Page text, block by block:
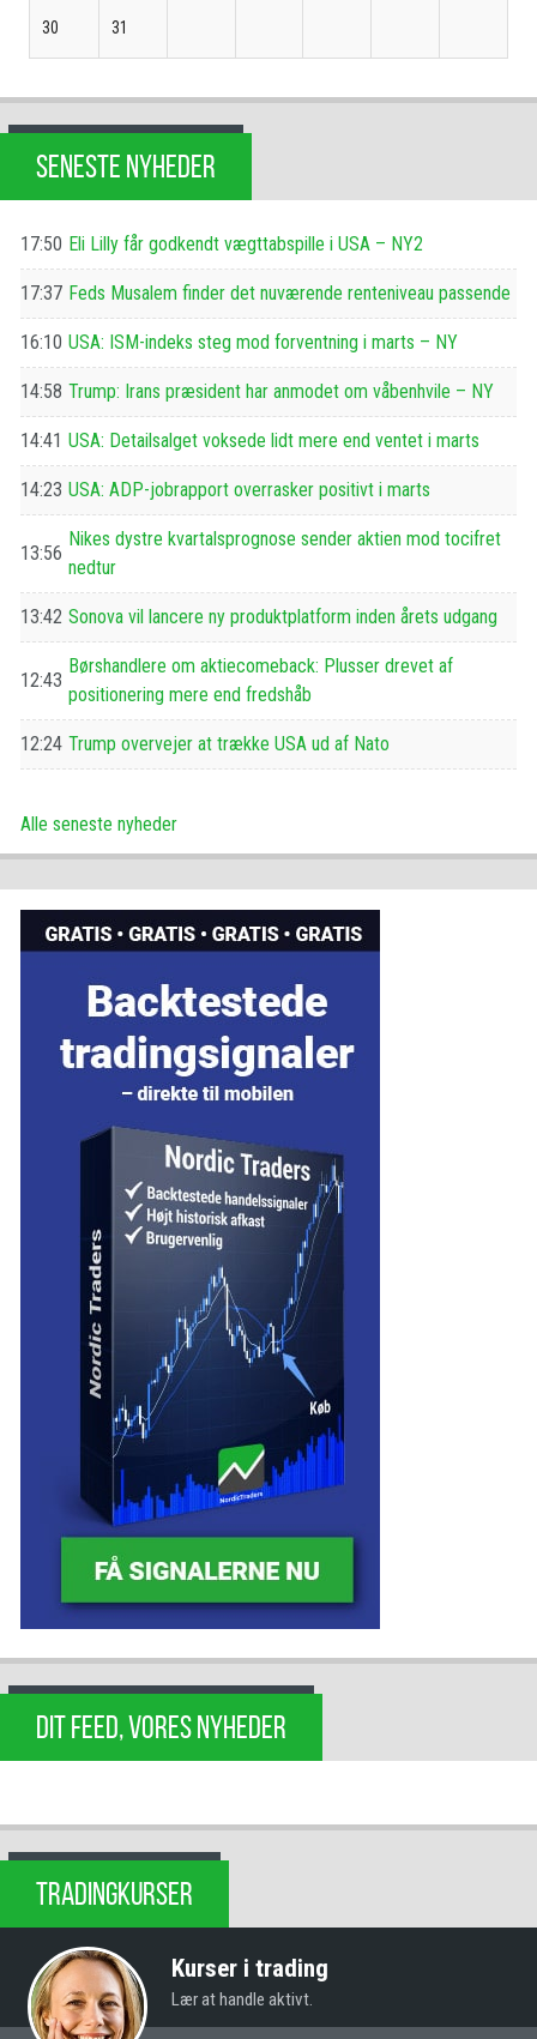
30 31
SENESTE NYHEDER
17:50 Eli Lilly får godkendt vægttabspille i USA – NY2
17:37 Feds Musalem finder det nuværende renteniveau passende
16:10 USA: ISM-indeks steg mod forventning i marts – NY
14:58 Trump: Irans præsident har anmodet om våbenhvile – NY
14:41 USA: Detailsalget voksede lidt mere end ventet i marts
14:23 USA: ADP-jobrapport overrasker positivt i marts
13:56
Nikes dystre kvartalsprognose sender aktien mod tocifret
nedtur
13:42 Sonova vil lancere ny produktplatform inden årets udgang
12:43
Børshandlere om aktiecomeback: Plusser drevet af
positionering mere end fredshåb
12:24 Trump overvejer at trække USA ud af Nato
Alle seneste nyheder
DIT FEED, VORES NYHEDER
TRADINGKURSER
Kurser i trading
Lær at handle aktivt.